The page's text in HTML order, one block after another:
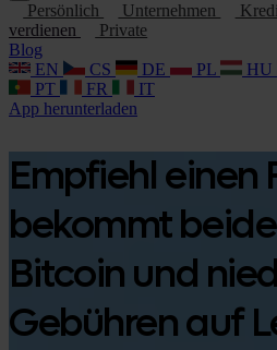
Persönlich Unternehmen
verdienen
Private
Blog
EN
CS DE PL HU
PT
FR
IT
App herunterladen
Empfiehl einen
bekommt
Bitcoin und
Gebühren auf